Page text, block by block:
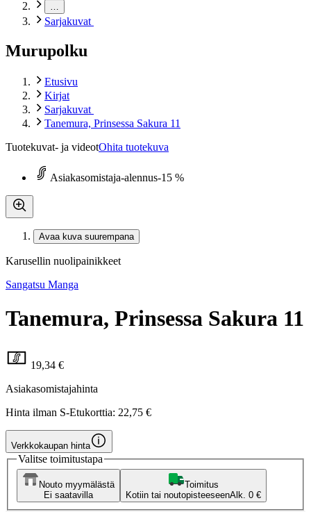
Sarjakuvat
Murupolku
Etusivu
Kirjat
Sarjakuvat
Tanemura, Prinsessa Sakura 11
Tuotekuvat- ja videotOhita tuotekuva
Asiakasomistaja-alennus-15 %
Avaa kuva suurempana
Karusellin nuolipainikkeet
Sangatsu Manga
Tanemura, Prinsessa Sakura 11
19,34 €
Asiakasomistajahinta
Hinta ilman S-Etukorttia: 22,75 €
Verkkokaupan hinta
Valitse toimitustapa
Nouto myymälästä
Ei saatavilla
Toimitus
Kotiin tai noutopisteeseenAlk. 0 €